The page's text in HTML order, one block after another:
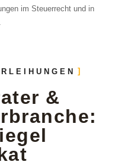
im Steuerrecht und in
&